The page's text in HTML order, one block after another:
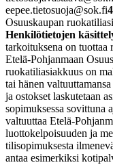
eepee.tietosuoja@sok.fi
Osuuskaupan
Henkilötietojen
tarkoituksena on tuottaa
Etelä-Pohjanmaan
ruokatiliasiakkuus on
tai hänen
ja ostokset laskutetaan
sopimuksessa sovittuna
valtuuttaa Etelä-
luottokelpoisuuden ja
tilisopimuksesta
antaa esimerkiksi